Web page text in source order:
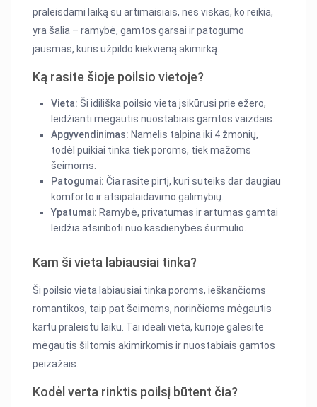
praleisdami laiką su artimaisiais, nes viskas, ko reikia,
yra šalia – ramybė, gamtos garsai ir patogumo
jausmas, kuris užpildo kiekvieną akimirką.
Ką rasite šioje poilsio vietoje?
Vieta: Ši idiliška poilsio vieta įsikūrusi prie ežero,
leidžianti mėgautis nuostabiais gamtos vaizdais.
Apgyvendinimas: Namelis talpina iki 4 žmonių,
todėl puikiai tinka tiek poroms, tiek mažoms
šeimoms.
Patogumai: Čia rasite pirtį, kuri suteiks dar daugiau
komforto ir atsipalaidavimo galimybių.
Ypatumai: Ramybė, privatumas ir artumas gamtai
leidžia atsiriboti nuo kasdienybės šurmulio.
Kam ši vieta labiausiai tinka?
Ši poilsio vieta labiausiai tinka poroms, ieškančioms
romantikos, taip pat šeimoms, norinčioms mėgautis
kartu praleistu laiku. Tai ideali vieta, kurioje galėsite
mėgautis šiltomis akimirkomis ir nuostabiais gamtos
peizažais.
Kodėl verta rinktis poilsį būtent čia?